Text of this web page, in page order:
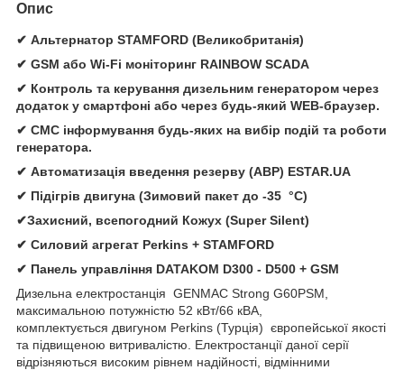
Опис
✔ Альтернатор STAMFORD (Великобританія)
✔ GSM або Wi-Fi моніторинг RAINBOW SCADA
✔ Контроль та керування дизельним генератором через
додаток у смартфоні або через будь-який WEB-браузер.
✔ СМС інформування будь-яких на вибір подій та роботи
генератора.
✔ Автоматизація введення резерву (АВР) ESTAR.UA
✔ Підігрів двигуна (Зимовий пакет до -35 °C)
✔Захисний, всепогодний Кожух (Super Silent)
✔ Силовий агрегат Perkins + STAMFORD
✔ Панель управління DATAKOM D300 - D500 + GSM
Дизельна електростанція GENMAC Strong G60PSM,
максимальною потужністю 52 кВт/66 кВА,
комплектується двигуном Perkins (Турція) європейської якості
та підвищеною витривалістю. Електростанції даної серії
відрізняються високим рівнем надійності, відмінними